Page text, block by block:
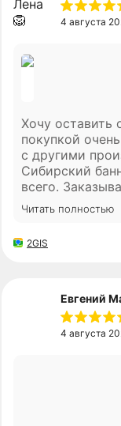
4 августа
Хочу оставить
покупкой
с другими
Сибирский
всего.
переживали
зря. привезли
позвонили, все
очень
приезжала
честно,
стоять, но
Читать полностью
2GIS
Евгений
4 августа
ул.